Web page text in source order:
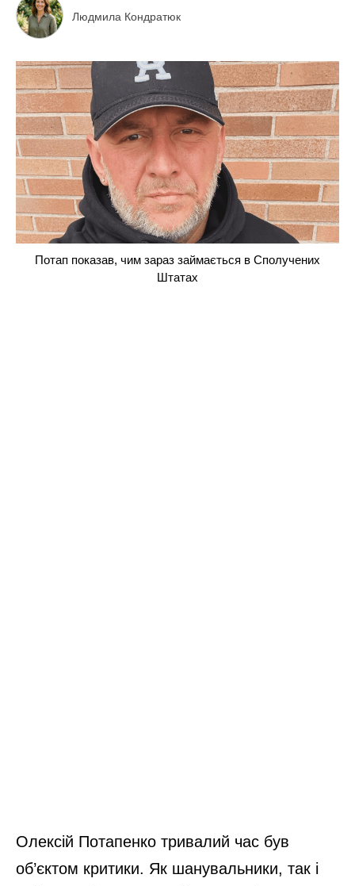
Людмила Кондратюк
Потап показав, чим зараз займається в Сполучених
Штатах
Олексій Потапенко тривалий час був
об’єктом критики. Як шанувальники, так і